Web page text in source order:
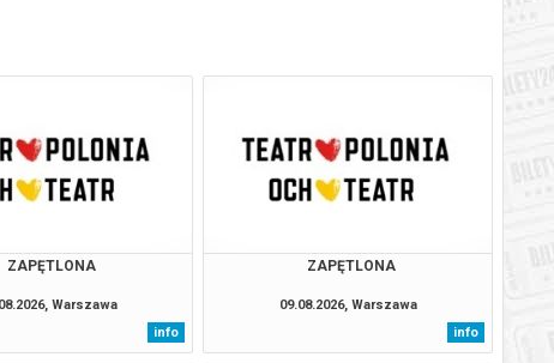
ZAPĘTLONA
Warszawa
info
ZAPĘTLONA
09.08.2026, Warszawa
info